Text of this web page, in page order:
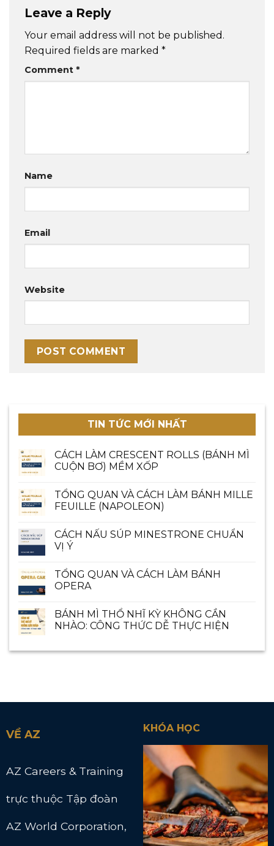
Leave a Reply
Your email address will not be published.
Required fields are marked *
Comment *
Name
Email
Website
TIN TỨC MỚI NHẤT
CÁCH LÀM CRESCENT ROLLS (BÁNH MÌ
CUỘN BƠ) MỀM XỐP
TỔNG QUAN VÀ CÁCH LÀM BÁNH MILLE
FEUILLE (NAPOLEON)
CÁCH NẤU SÚP MINESTRONE CHUẨN
VỊ Ý
TỔNG QUAN VÀ CÁCH LÀM BÁNH
OPERA
BÁNH MÌ THỔ NHĨ KỲ KHÔNG CẦN
NHÀO: CÔNG THỨC DỄ THỰC HIỆN
VỀ AZ
AZ Careers & Training
trực thuộc Tập đoàn
AZ World Corporation,
KHÓA HỌC